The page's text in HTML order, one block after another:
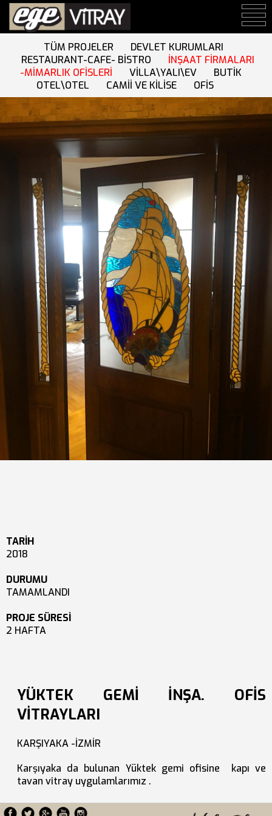
TÜM PROJELER
DEVLET KURUMLARI
RESTAURANT-CAFE- BİSTRO
İNŞAAT FİRMALARI
-MİMARLIK OFİSLERİ
VİLLA\YALI\EV
BUTİK
OTEL\OTEL
CAMİİ VE KİLİSE OFİS
TARİH
2018
DURUMU
TAMAMLANDI
PROJE SÜRESİ
2 HAFTA
YÜKTEK GEMİ İNŞA. OFİS
VİTRAYLARI
KARŞIYAKA -İZMİR
Karşıyaka da bulunan Yüktek gemi ofisine kapı ve
tavan vitray uygulamlarımız .